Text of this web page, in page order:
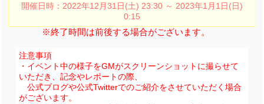
開催日時：2022年12月31日(土) 23:30 ～ 2023年1月1日(日)
0:15
※終了時間は前後する場合がございます。
注意事項
・イベント中の様子をGMがスクリーンショットに撮らせて
いただき、記念やレポートの際、
公式ブログや公式Twitterでのご紹介をさせていただく場合
がございます。